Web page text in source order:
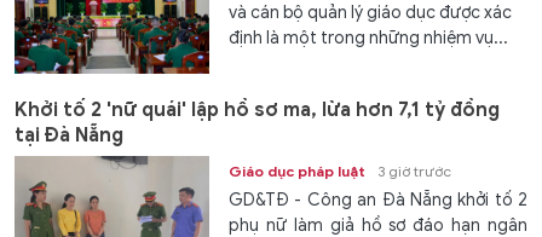
và cán bộ quản lý giáo dục được xác
định là một trong những nhiệm vụ...
Khởi tố 2 'nữ quái' lập hồ sơ ma, lừa hơn 7,1 tỷ đồng
tại Đà Nẵng
Giáo dục pháp luật 3 giờ trước
GD&TĐ - Công an Đà Nẵng khởi tố 2
phụ nữ làm giả hồ sơ đáo hạn ngân